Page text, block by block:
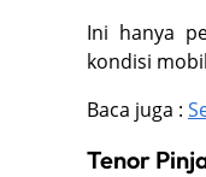
Ini hanya
kondisi
Baca juga :
Tenor